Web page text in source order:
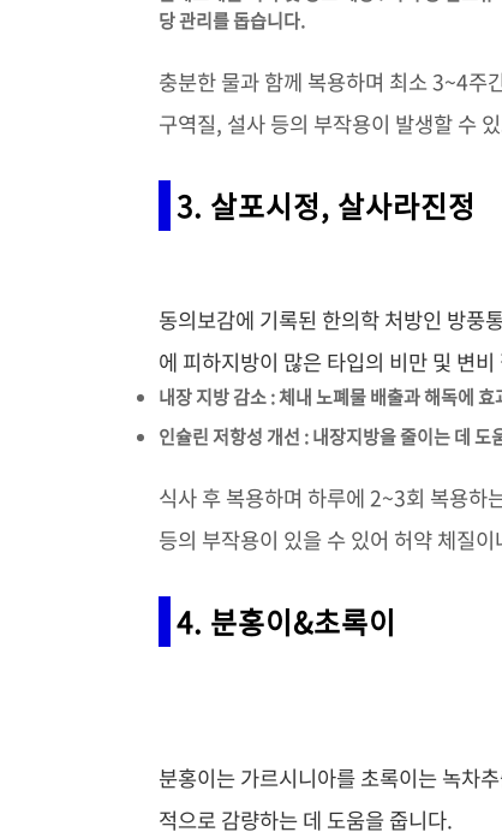
당 관리를 돕습니다.
충분한 물과 함께 복용하며 최소 3~4주
구역질, 설사 등의 부작용이 발생할 수
3. 살포시정, 살사라진정
동의보감에 기록된 한의학 처방인 방풍
에 피하지방이 많은 타입의 비만 및 변
내장 지방 감소 : 체내 노폐물 배출과 해독에
인슐린 저항성 개선 : 내장지방을 줄이는 데
식사 후 복용하며 하루에 2~3회 복용하
등의 부작용이 있을 수 있어 허약 체질
4. 분홍이&초록이
분홍이는 가르시니아를 초록이는 녹차
적으로 감량하는 데 도움을 줍니다.